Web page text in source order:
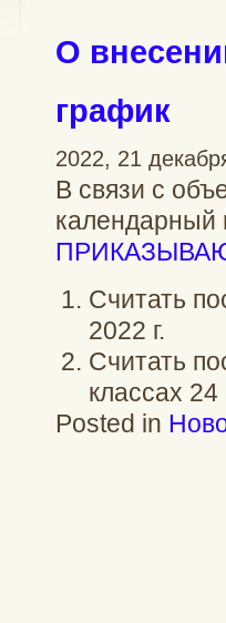
О
график
2022, 21
В связи с
календарный
Считать
2022 г.
Считать
классах
Posted in